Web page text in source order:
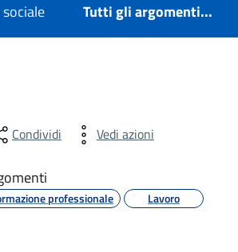
Tutti gli argomenti...
Condividi Vedi azioni
professionale Lavoro